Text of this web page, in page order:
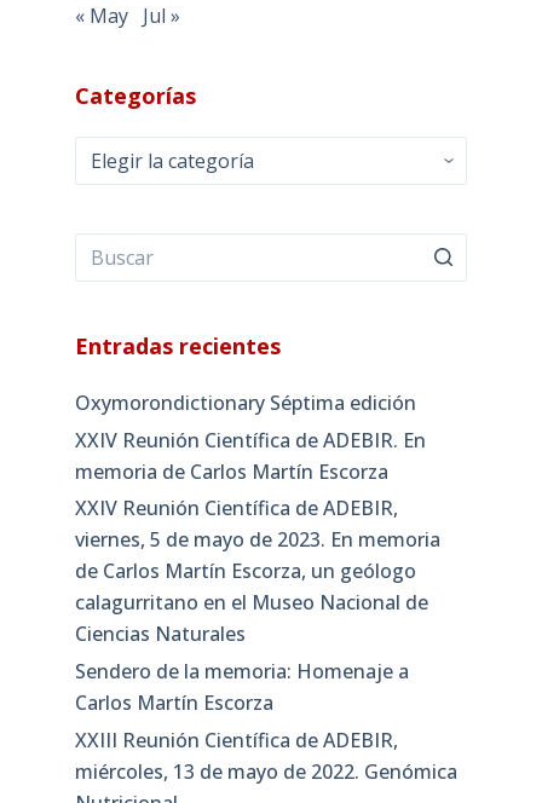
« May Jul »
Categorías
Categorías
Entradas recientes
Oxymorondictionary Séptima edición
XXIV Reunión Científica de ADEBIR. En
memoria de Carlos Martín Escorza
XXIV Reunión Científica de ADEBIR,
viernes, 5 de mayo de 2023. En memoria
de Carlos Martín Escorza, un geólogo
calagurritano en el Museo Nacional de
Ciencias Naturales
Sendero de la memoria: Homenaje a
Carlos Martín Escorza
XXIII Reunión Científica de ADEBIR,
miércoles, 13 de mayo de 2022. Genómica